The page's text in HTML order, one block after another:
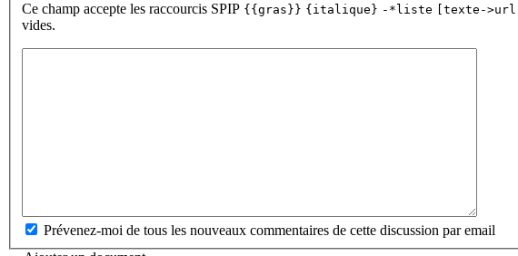
Ce champ accepte les raccourcis SPIP {{gras}} {italique} -*liste [texte->url]
vides.
Prévenez-moi de tous les nouveaux commentaires de cette discussion par email